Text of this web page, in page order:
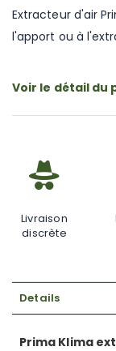
the
beginning
of
gallery
Extracteur d'air
l'apport ou à
Voir le détail du
Livraison
discrète
Details
Prima Klima